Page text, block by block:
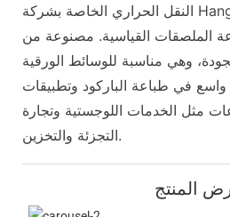
النقل الحراري الخاصة بشركة Hangzhou Sinoco، وهو
الملصقات القياسية. مصنوعة من
وهي مناسبة للوسائط الورقية
في طباعة الباركود وتطبيقات
مثل الخدمات اللوجستية وتجارة
التجزئة والتخزين.
المنتج